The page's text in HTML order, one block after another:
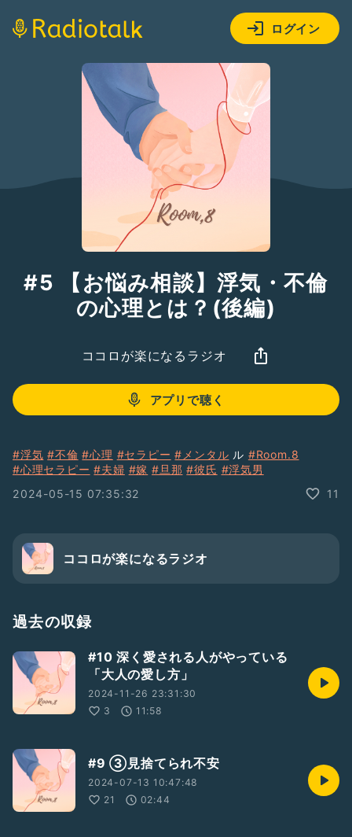
ログイン
#5 【お悩み相談】浮気・不倫
の心理とは？(後編)
ココロが楽になるラジオ
アプリで聴く
#浮気 #不倫 #心理 #セラピー #メンタル ル #Room.8
#心理セラピー #夫婦 #嫁 #旦那 #彼氏 #浮気男
2024-05-15 07:35:32
11
ココロが楽になるラジオ
過去の収録
#10 深く愛される人がやっている
「大人の愛し方」
2024-11-26 23:31:30
3
11:58
#9 ③見捨てられ不安
2024-07-13 10:47:48
21
02:44